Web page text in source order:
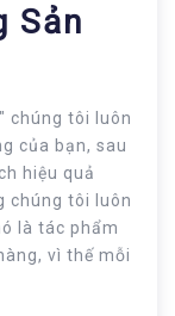
Sản
chúng tôi luôn
của bạn, sau
hiệu quả
chúng tôi luôn
là tác phẩm
vì thế mỗi